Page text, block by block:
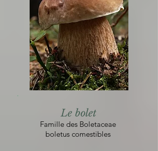
Le bolet
Famille des Boletaceae
boletus comestibles